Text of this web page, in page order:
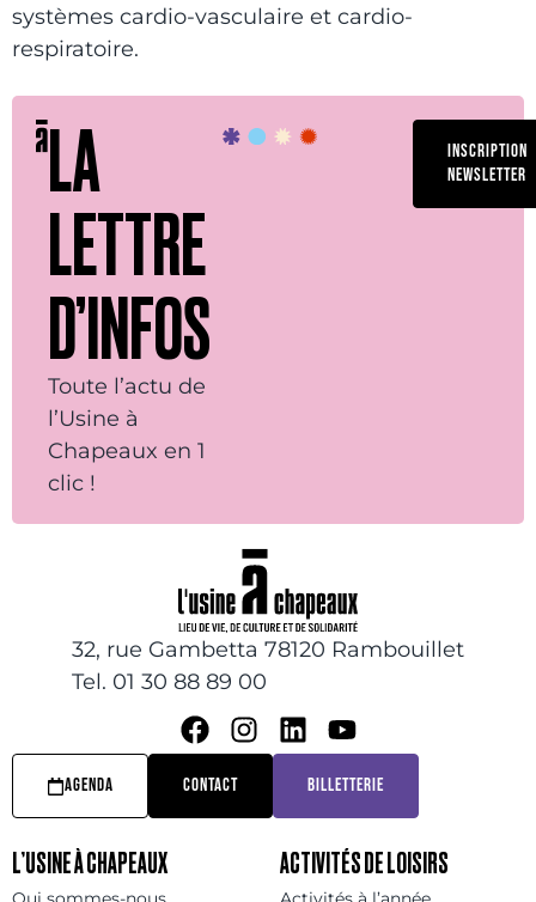
systèmes cardio-vasculaire et cardio-
respiratoire.
LA
LETTRE
D’INFOS
Toute l’actu de
l’Usine à
Chapeaux en 1
clic !
INSCRIPTION
NEWSLETTER
32, rue Gambetta 78120 Rambouillet
Tel. 01 30 88 89 00
AGENDA CONTACT BILLETTERIE
L’USINE À CHAPEAUX ACTIVITÉS DE LOISIRS